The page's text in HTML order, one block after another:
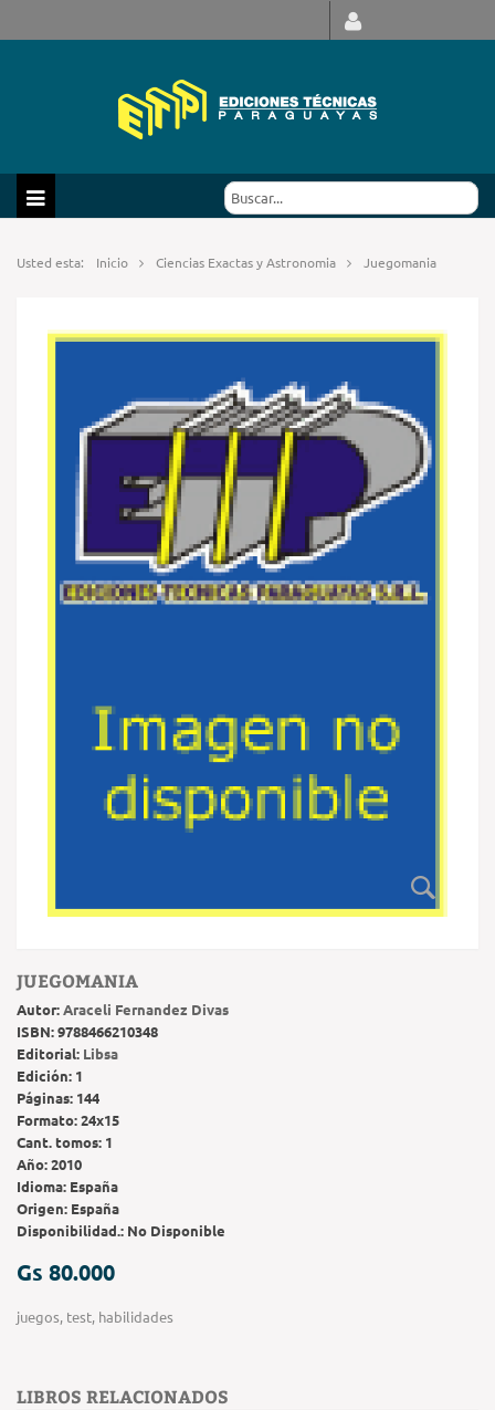
Usted esta: Inicio Ciencias Exactas y Astronomia Juegomania
JUEGOMANIA
Autor:Araceli Fernandez Divas
ISBN:9788466210348
Editorial: Libsa
Edición: 1
Páginas: 144
Formato:24x15
Cant. tomos: 1
Año:2010
Idioma: España
Origen: España
Disponibilidad.: No Disponible
Gs 80.000
juegos, test, habilidades
LIBROS RELACIONADOS